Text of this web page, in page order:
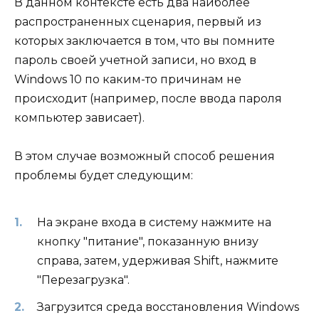
распространенных сценария, первый из
которых заключается в том, что вы помните
пароль своей учетной записи, но вход в
Windows 10 по каким-то причинам не
происходит (например, после ввода пароля
компьютер зависает).
В этом случае возможный способ решения
проблемы будет следующим:
На экране входа в систему нажмите на
кнопку "питание", показанную внизу
справа, затем, удерживая Shift, нажмите
"Перезагрузка".
Загрузится среда восстановления Windows